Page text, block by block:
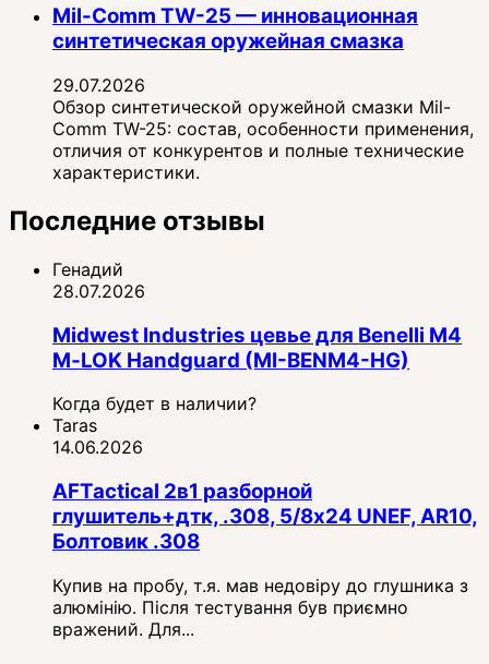
Mil-Comm TW-25 — инновационная
синтетическая оружейная смазка
29.07.2026
Обзор синтетической оружейной смазки Mil-
Comm TW-25: состав, особенности применения,
отличия от конкурентов и полные технические
характеристики.
Последние отзывы
Генадий
28.07.2026
Midwest Industries цевье для Benelli M4
M‑LOK Handguard (MI-BENM4-HG)
Когда будет в наличии?
Taras
14.06.2026
AFTactical 2в1 разборной
глушитель+дтк, .308, 5/8x24 UNEF, AR10,
Болтовик .308
Купив на пробу, т.я. мав недовіру до глушника з
алюмінію. Після тестування був приємно
вражений. Для...